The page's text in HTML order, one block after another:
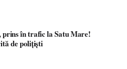
în trafic la Satu Mare!
de polițiști